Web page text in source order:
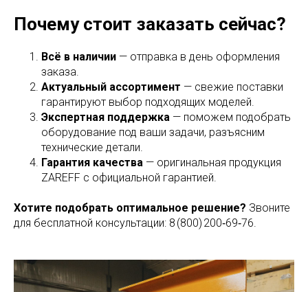
Почему стоит заказать сейчас?
Всё в наличии — отправка в день оформления
заказа.
Актуальный ассортимент — свежие поставки
гарантируют выбор подходящих моделей.
Экспертная поддержка — поможем подобрать
оборудование под ваши задачи, разъясним
технические детали.
Гарантия качества — оригинальная продукция
ZAREFF с официальной гарантией.
Хотите подобрать оптимальное решение? Звоните
для бесплатной консультации: 8 (800) 200‑69‑76.